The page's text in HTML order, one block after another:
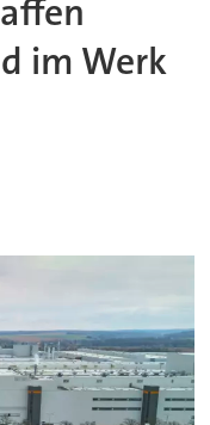
im Werk